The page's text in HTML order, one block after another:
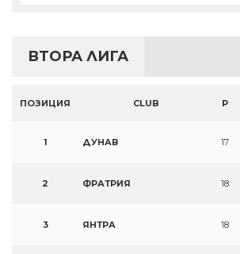
ВТОРА ЛИГА
ПОЗИЦИЯ CLUB P
1 ДУНАВ 17
2 ФРАТРИЯ 18
3 ЯНТРА 18